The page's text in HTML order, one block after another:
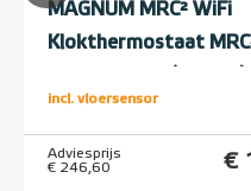
MAGNUM MRC² WiFi
Klokthermostaat
9010 Wit
incl. vloersensor
Adviesprijs
€ 246,60
€